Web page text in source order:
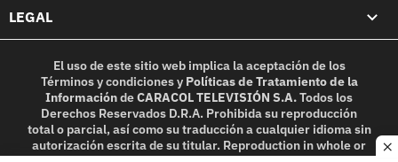
LEGAL
El uso de este sitio web implica la aceptación de los
Términos y condicionesy Políticas de Tratamiento de la
InformacióndeCARACOL TELEVISIÓN S.A.Todos los
Derechos Reservados D.R.A. Prohibida su reproducción
total o parcial, así como su traducción a cualquier idioma sin
autorización escrita de su titular. Reproduction in whole or